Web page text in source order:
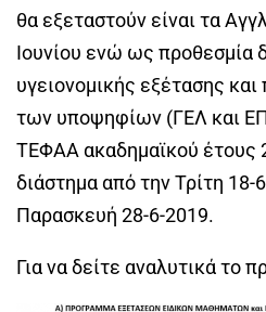
θα εξεταστούν είναι τα
Ιουνίου ενώ ως προθεσμία
υγειονομικής εξέτασης
των υποψηφίων (ΓΕΛ και
ΤΕΦΑΑ ακαδημαϊκού έτους
διάστημα από την Τρίτη 18-
Παρασκευή 28-6-2019.
Για να δείτε αναλυτικά το